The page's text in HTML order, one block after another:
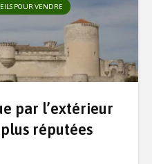
POUR VENDRE
par l’extérieur
réputées